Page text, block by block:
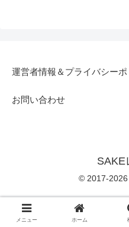
運営者情報＆プライバシー
お問い合わせ
SAKE
© 2017-2026
メニュー ホーム